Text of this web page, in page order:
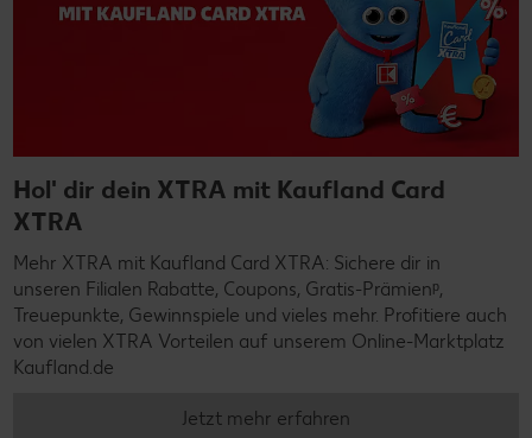
Hol' dir dein XTRA mit Kaufland Card
XTRA
Mehr XTRA mit Kaufland Card XTRA: Sichere dir in
unseren Filialen Rabatte, Coupons, Gratis-Prämienᵖ,
Treuepunkte, Gewinnspiele und vieles mehr. Profitiere auch
von vielen XTRA Vorteilen auf unserem Online-Marktplatz
Kaufland.de
Jetzt mehr erfahren